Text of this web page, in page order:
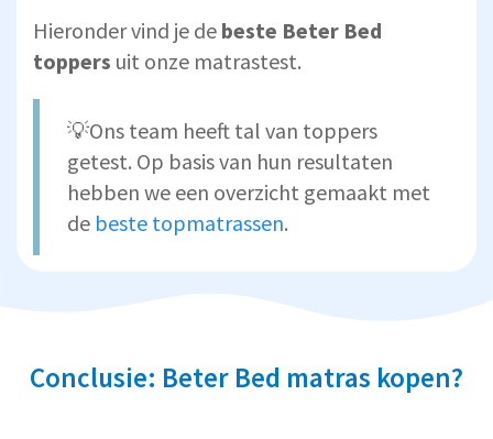
Hieronder vind je de beste Beter Bed
toppers uit onze matrastest.
💡Ons team heeft tal van toppers
getest. Op basis van hun resultaten
hebben we een overzicht gemaakt met
de beste topmatrassen.
Conclusie: Beter Bed matras kopen?